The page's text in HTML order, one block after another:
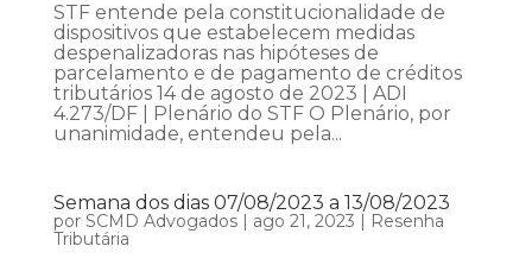
STF entende pela constitucionalidade de
dispositivos que estabelecem medidas
despenalizadoras nas hipóteses de
parcelamento e de pagamento de créditos
tributários 14 de agosto de 2023 | ADI
4.273/DF | Plenário do STF O Plenário, por
unanimidade, entendeu pela...
Semana dos dias 07/08/2023 a 13/08/2023
por SCMD Advogados| ago 21, 2023 | Resenha
Tributária